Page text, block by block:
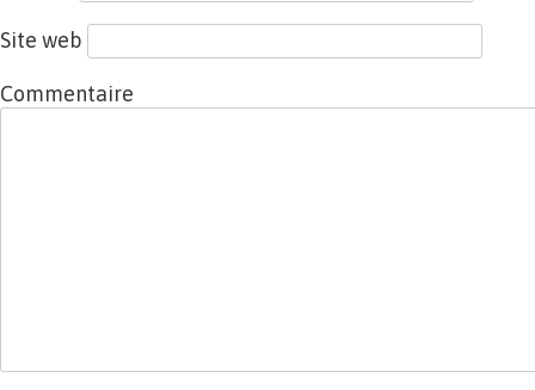
Site web
Commentaire